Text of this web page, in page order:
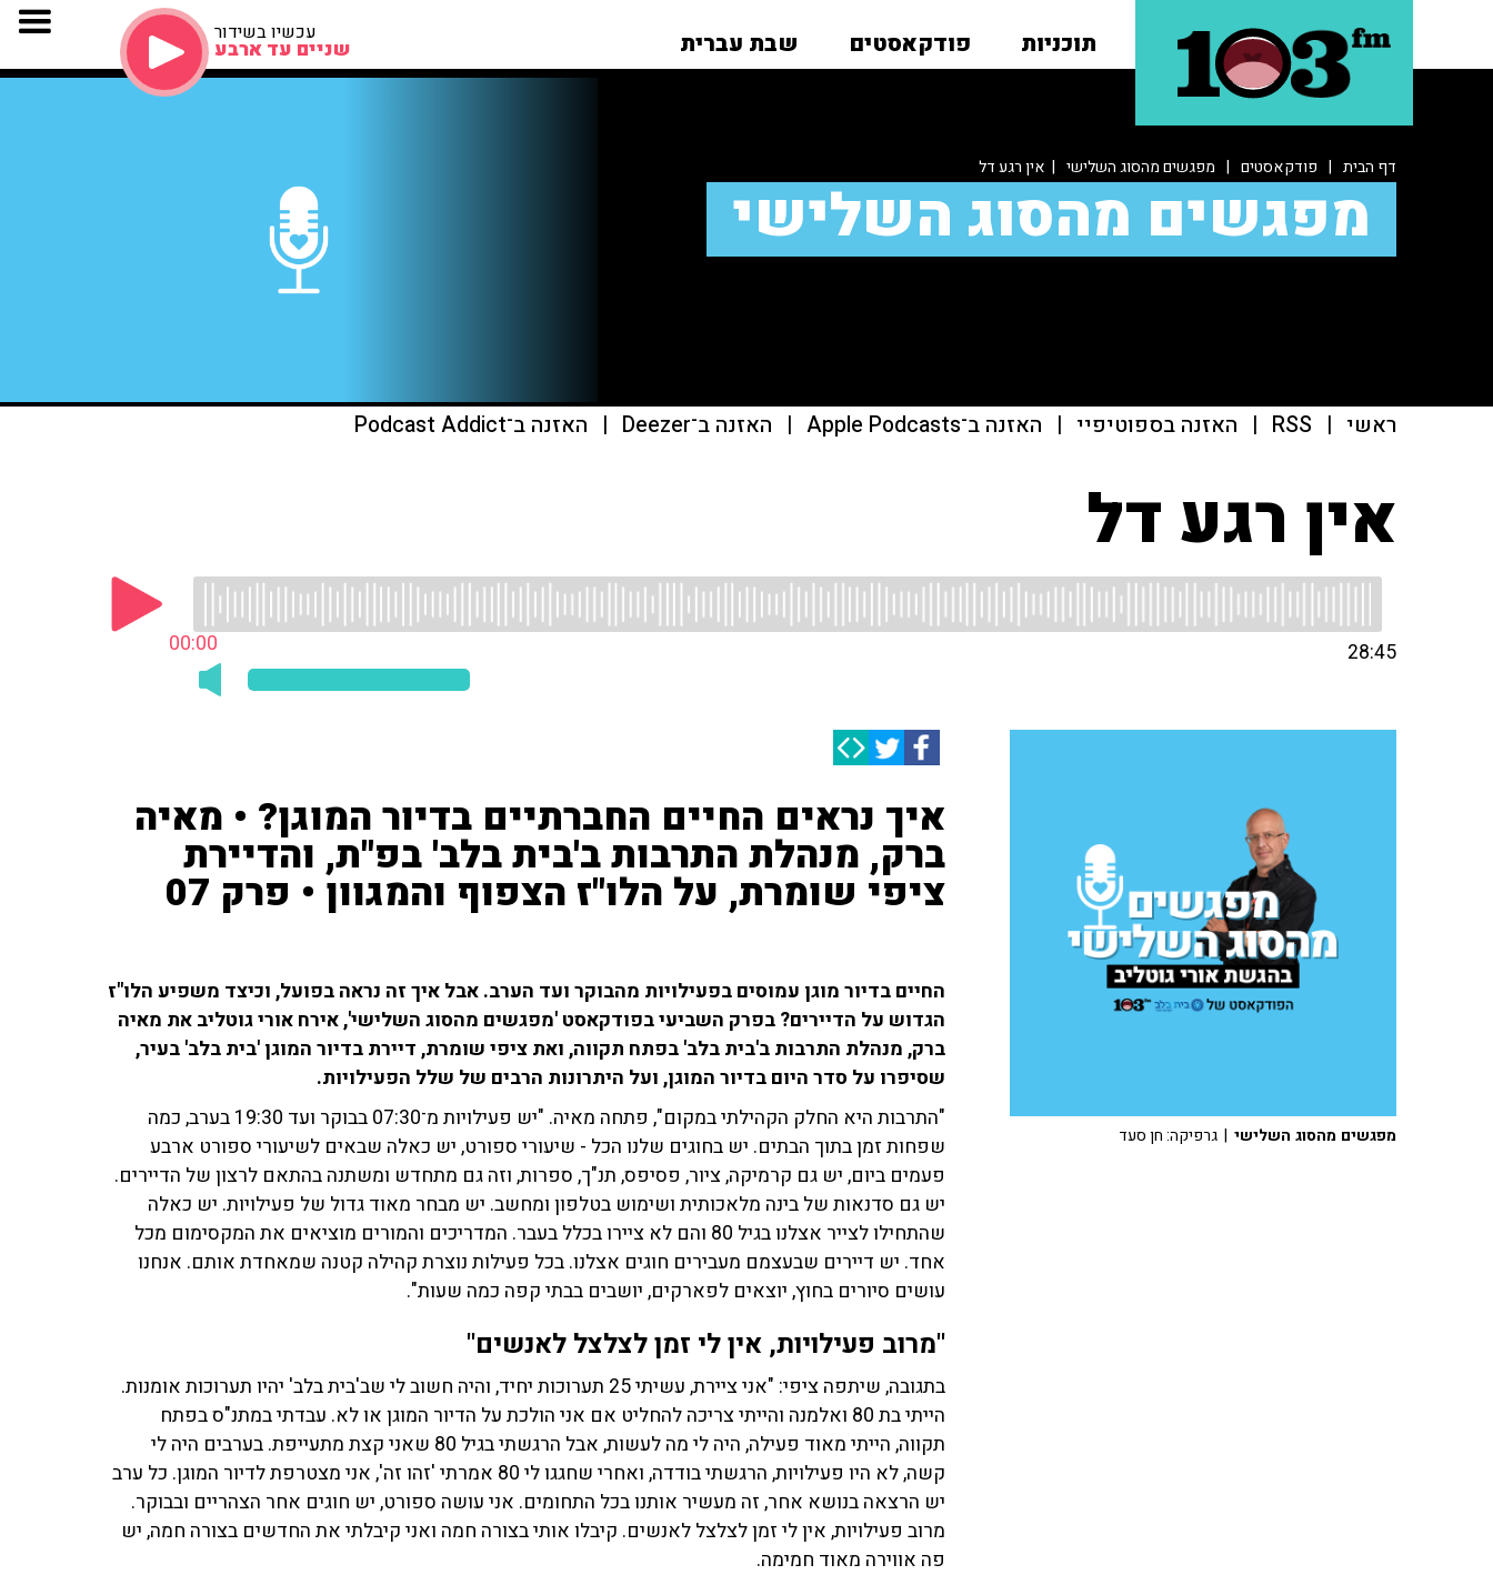
תוכניות פודקאסטים שבת עברית עכשיו בשידור
שניים עד ארבע
דף הבית | פודקאסטים | מפגשים מהסוג השלישי | אין רגע דל
מפגשים מהסוג השלישי
ראשי |
RSS
| האזנה בספוטיפיי | האזנה ב־Apple Podcasts | האזנה ב־Deezer | האזנה ב־Podcast Addict
אין רגע דל
00:00 28:45
איך נראים החיים החברתיים בדיור המוגן? • מאיה
ברק, מנהלת התרבות ב'בית בלב' בפ"ת, והדיירת
ציפי שומרת, על הלו"ז הצפוף והמגוון • פרק 07
החיים בדיור מוגן עמוסים בפעילויות מהבוקר ועד הערב. אבל איך זה נראה בפועל, וכיצד משפיע הלו"ז
הגדוש על הדיירים? בפרק השביעי בפודקאסט 'מפגשים מהסוג השלישי', אירח אורי גוטליב את מאיה
ברק, מנהלת התרבות ב'בית בלב' בפתח תקווה, ואת ציפי שומרת, דיירת בדיור המוגן 'בית בלב' בעיר,
שסיפרו על סדר היום בדיור המוגן, ועל היתרונות הרבים של שלל הפעילויות.
"התרבות היא החלק הקהילתי במקום", פתחה מאיה. "יש פעילויות מ־07:30 בבוקר ועד 19:30 בערב, כמה
שפחות זמן בתוך הבתים. יש בחוגים שלנו הכל - שיעורי ספורט, יש כאלה שבאים לשיעורי ספורט ארבע
פעמים ביום, יש גם קרמיקה, ציור, פסיפס, תנ"ך, ספרות, וזה גם מתחדש ומשתנה בהתאם לרצון של הדיירים.
יש גם סדנאות של בינה מלאכותית ושימוש בטלפון ומחשב. יש מבחר מאוד גדול של פעילויות. יש כאלה
שהתחילו לצייר אצלנו בגיל 80 והם לא ציירו בכלל בעבר. המדריכים והמורים מוציאים את המקסימום מכל
אחד. יש דיירים שבעצמם מעבירים חוגים אצלנו. בכל פעילות נוצרת קהילה קטנה שמאחדת אותם. אנחנו
עושים סיורים בחוץ, יוצאים לפארקים, יושבים בבתי קפה כמה שעות".
"מרוב פעילויות, אין לי זמן לצלצל לאנשים"
בתגובה, שיתפה ציפי: "אני ציירת, עשיתי 25 תערוכות יחיד, והיה חשוב לי שב'בית בלב' יהיו תערוכות אומנות.
הייתי בת 80 ואלמנה והייתי צריכה להחליט אם אני הולכת על הדיור המוגן או לא. עבדתי במתנ"ס בפתח
תקווה, הייתי מאוד פעילה, היה לי מה לעשות, אבל הרגשתי בגיל 80 שאני קצת מתעייפת. בערבים היה לי
קשה, לא היו פעילויות, הרגשתי בודדה, ואחרי שחגגו לי 80 אמרתי 'זהו זה', אני מצטרפת לדיור המוגן. כל ערב
יש הרצאה בנושא אחר, זה מעשיר אותנו בכל התחומים. אני עושה ספורט, יש חוגים אחר הצהריים ובבוקר.
מרוב פעילויות, אין לי זמן לצלצל לאנשים. קיבלו אותי בצורה חמה ואני קיבלתי את החדשים בצורה חמה, יש
פה אווירה מאוד חמימה.
מפגשים מהסוג השלישי | גרפיקה: חן סעד